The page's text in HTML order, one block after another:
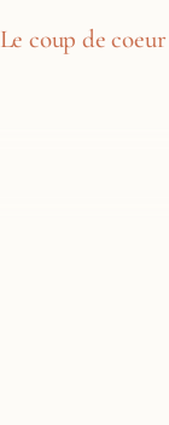
Le coup de